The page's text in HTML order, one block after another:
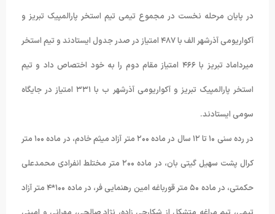
در پایان مرحله نخست در مجموع تیمی تیم استخر پارالمپیک تبریز و
آکواریومی آذرشهر الف با ۴۸۷ امتیاز در صدر جدول ایستادند و تیم استخر
میرداماد تبریز با ۴۶۶ امتیاز مقام دوم را به خود اختصاص داد و تیم
استخر پارالمپیک تبریز و آکواریومی آذرشهر ب با ۳۳۱ امتیاز در جایگاه
سومی ایستادند.
در رده سنی ۱۰ تا ۱۲ سال در ماده ۲۰۰ متر آزاد میثم خادم، در ماده ۱۰۰ متر
کرال پشت سهیل گیتی بان، در ماده ۲۰۰ متر مختلط انفرادی محمدعلی
حکمتی، در ماده ۵۰ متر قورباغه امین رهنمایی فر، در ماده ۱۰۰*۴ متر آزاد